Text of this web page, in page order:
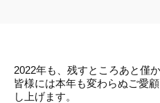
2022年も、残すところあと僅
皆様には本年も変わらぬご愛
し上げます。